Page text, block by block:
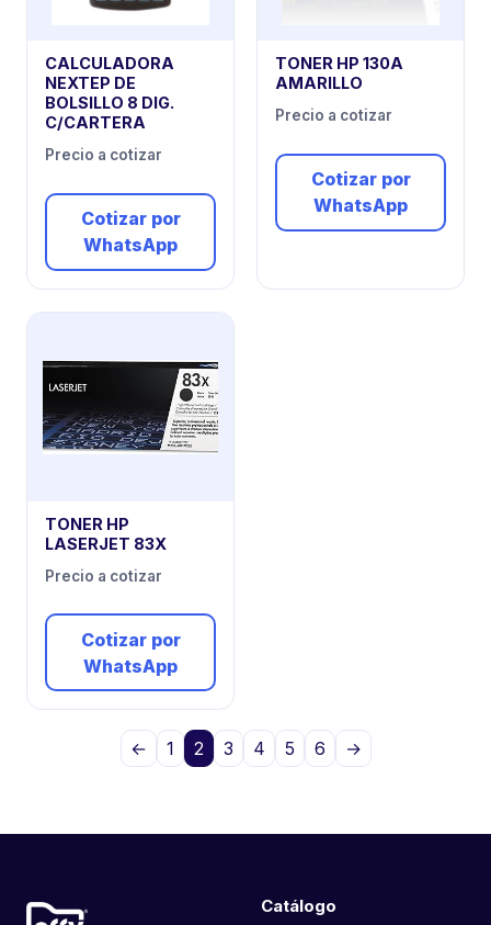
CALCULADORA
NEXTEP DE
BOLSILLO 8 DIG.
C/CARTERA
Precio a cotizar
Cotizar por
WhatsApp
TONER HP 130A
AMARILLO
Precio a cotizar
Cotizar por
WhatsApp
TONER HP
LASERJET 83X
Precio a cotizar
Cotizar por
WhatsApp
← 1 2 3 4 5 6 →
Catálogo